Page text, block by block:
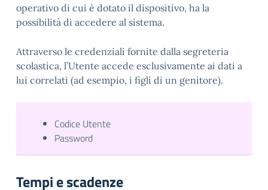
operativo di cui è dotato il dispositivo, ha la
possibilità di accedere al sistema.
Attraverso le credenziali fornite dalla segreteria
scolastica, l’Utente accede esclusivamente ai dati a
lui correlati (ad esempio, i figli di un genitore).
Codice Utente
Password
Tempi e scadenze